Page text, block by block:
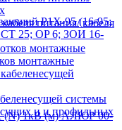
питания/ кабеля
монтажные
системы
P1X-95 (16-95;
CT 25; OP 6; ЗОИ 16-